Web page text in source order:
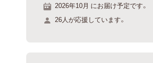
2026年10月 にお届け予定です。
26人が応援しています。